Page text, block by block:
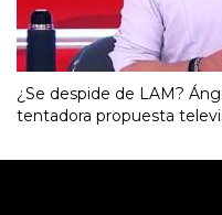
¿Se despide de LAM?
tentadora propuesta